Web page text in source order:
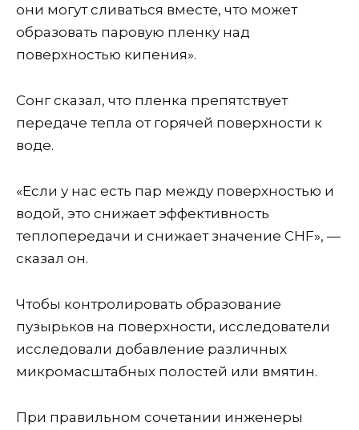
они могут сливаться вместе, что может
образовать паровую пленку над
поверхностью кипения».
Сонг сказал, что пленка препятствует
передаче тепла от горячей поверхности к
воде.
«Если у нас есть пар между поверхностью и
водой, это снижает эффективность
теплопередачи и снижает значение CHF», —
сказал он.
Чтобы контролировать образование
пузырьков на поверхности, исследователи
исследовали добавление различных
микромасштабных полостей или вмятин.
При правильном сочетании инженеры